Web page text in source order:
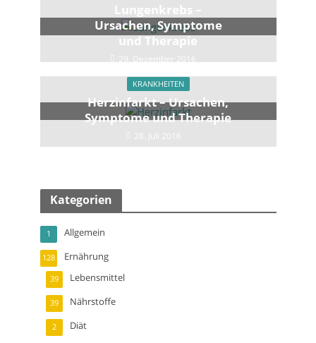
Lungenkrebs –
Ursachen, Symptome
und Therapie
29. Dezember 2016
KRANKHEITEN
Herzinfarkt – Ursachen,
Symptome und Therapie
28. Juli 2016
Kategorien
Allgemein
1
Ernährung
128
Lebensmittel
39
Nährstoffe
39
Diät
2